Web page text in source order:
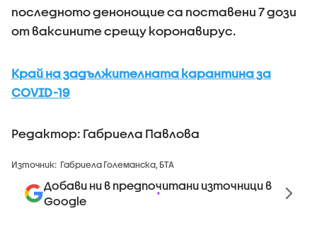
последното денонощие са поставени 7 дози
от ваксините срещу коронавирус.
Край на задължителната карантина за
COVID-19
Редактор: Габриела Павлова
Източник: Габриела Големанска, БТА
Добави ни в предпочитани източници в
Google